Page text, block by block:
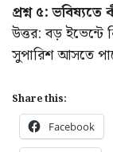
প্রশ্ন ৫:
উত্তর: বড় ইভেন্টে
সুপারিশ আসতে
Share this:
Facebook